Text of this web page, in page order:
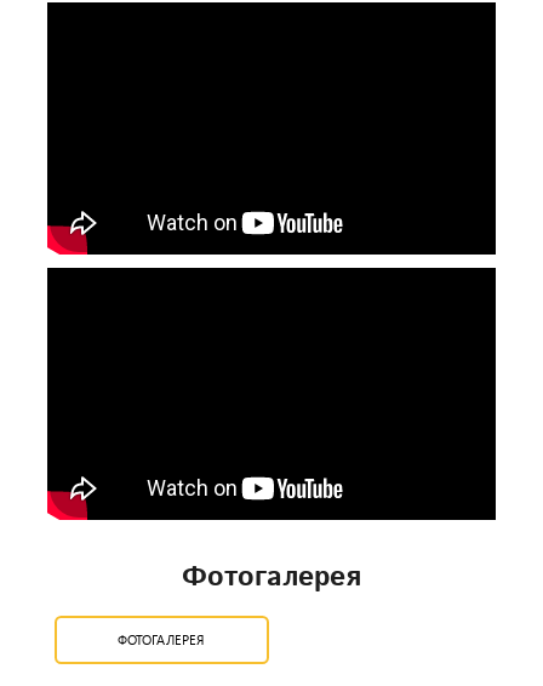
Фотогалерея
ФОТОГАЛЕРЕЯ